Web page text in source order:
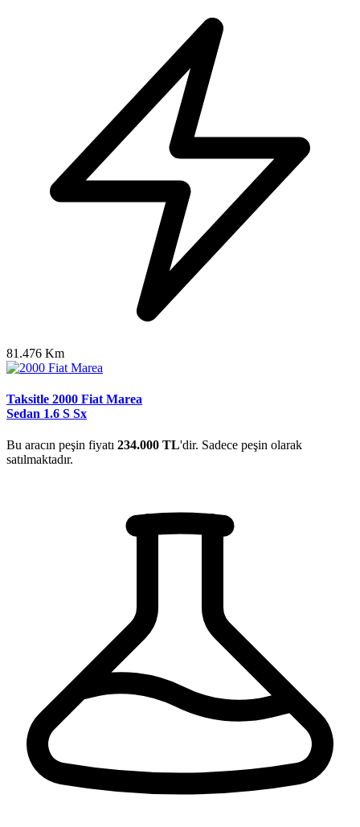
81.476 Km
Taksitle 2000 Fiat Marea
Sedan 1.6 S Sx
Bu aracın peşin fiyatı 234.000 TL'dir. Sadece peşin olarak
satılmaktadır.